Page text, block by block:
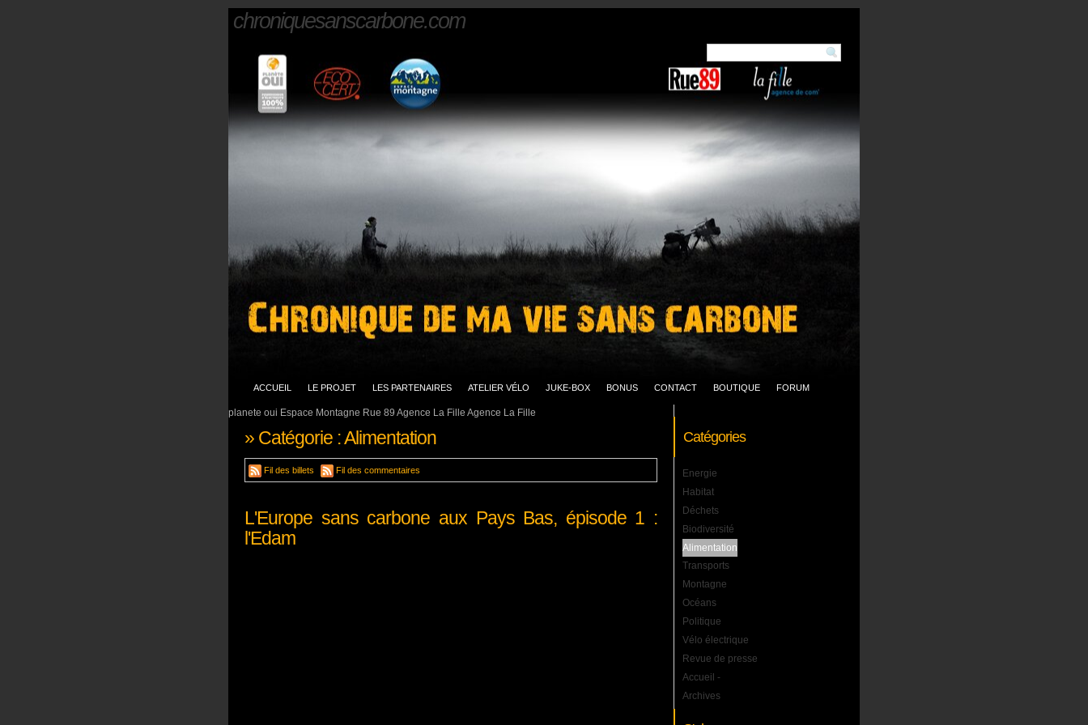
chroniquesanscarbone.com
planete oui Espace Montagne Rue 89 Agence La Fille Agence La Fille
ACCUEIL LE PROJET LES PARTENAIRES ATELIER VÉLO JUKE-BOX BONUS CONTACT BOUTIQUE FORUM
» Catégorie : Alimentation
Fil des billets Fil des commentaires
L'Europe sans carbone aux Pays Bas, épisode 1 :
l'Edam
Catégories
Energie
Habitat
Déchets
Biodiversité
Alimentation
Transports
Montagne
Océans
Politique
Vélo électrique
Revue de presse
Accueil -
Archives